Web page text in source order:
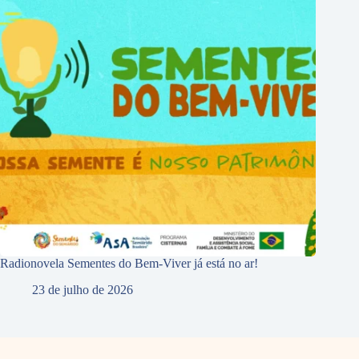
Radionovela Sementes do Bem-Viver já está no ar!
23 de julho de 2026